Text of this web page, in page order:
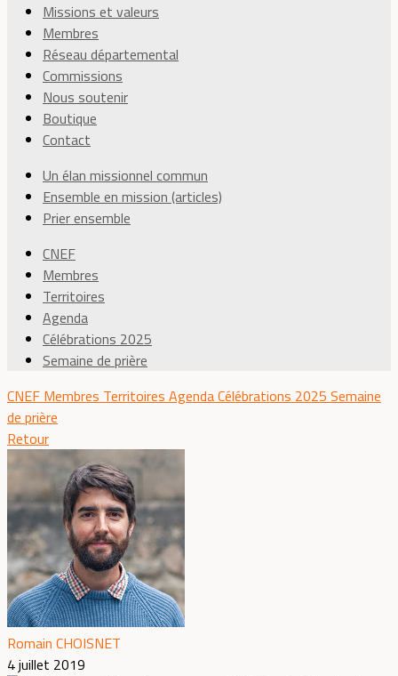
Missions et valeurs
Membres
Réseau départemental
Commissions
Nous soutenir
Boutique
Contact
Un élan missionnel commun
Ensemble en mission (articles)
Prier ensemble
CNEF
Membres
Territoires
Agenda
Célébrations 2025
Semaine de prière
CNEF Membres Territoires AgendaCélébrations 2025 Semaine
de prière
Retour
Romain CHOISNET
4 juillet 2019